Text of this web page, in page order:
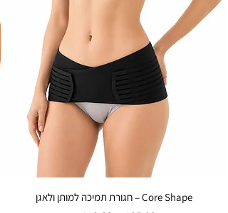
Core Shape – חגורת תמיכה למותן ולאגן